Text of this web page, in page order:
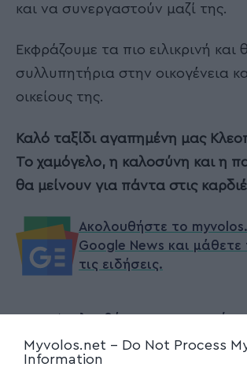
Myvolos.net - Do Not Process
Information
και να συνεργαστούν μαζί της.
Εκφράζουμε τα πιο ειλικρινή και
συλλυπητήρια στην οικογένεια
οικείους της.
Καλό ταξίδι αγαπημένη μας
Το χαμόγελο, η καλοσύνη και η
θα μείνουν για πάντα στις
Ακολουθήστε το
Google News και
τις ειδήσεις.
Ακολουθήστε μας στο
του Myvolos.net στο Youtube